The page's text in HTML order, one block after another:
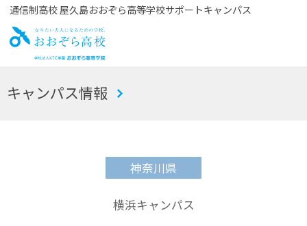
通信制高校 屋久島おおぞら高等学校サポートキャンパス
お
キャンパス情報
神奈川県
横浜キャンパス